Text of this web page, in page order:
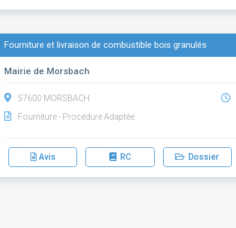
Fourniture et livraison de combustible bois granulés
Mairie de Morsbach
57600 MORSBACH
Fourniture - Procédure Adaptée
Avis RC Dossier